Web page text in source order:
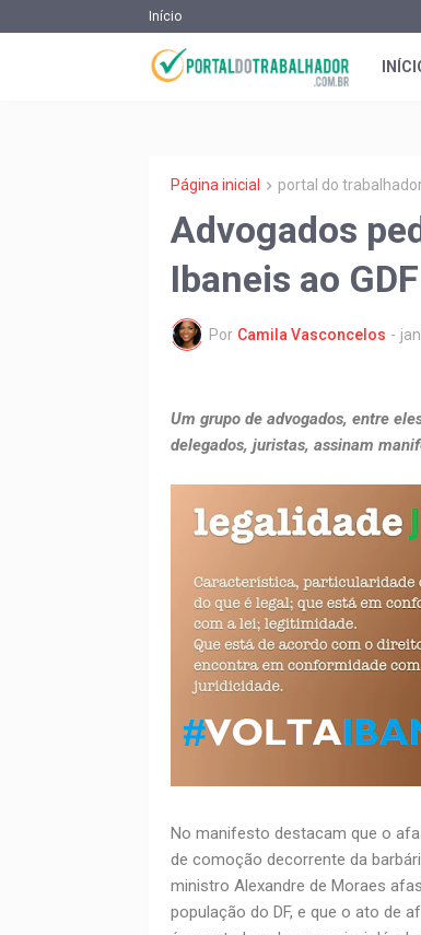
Início
Página inicial portal do
Advogados
Ibaneis ao GDF
Por Camila Vasconcelos -
Um grupo de advogados, entre
delegados, juristas, assinam
No manifesto destacam que o
de comoção decorrente da
ministro Alexandre de Moraes
população do DF, e que o ato de